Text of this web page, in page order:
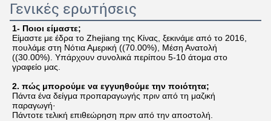
Γενικές ερωτήσεις
1- Ποιοι είμαστε;
Είμαστε με έδρα το Zhejiang της Κίνας, ξεκινάμε από το 2016,
πουλάμε στη Νότια Αμερική ((70.00%), Μέση Ανατολή
((30.00%). Υπάρχουν συνολικά περίπου 5-10 άτομα στο
γραφείο μας.
2. πώς μπορούμε να εγγυηθούμε την ποιότητα;
Πάντα ένα δείγμα προπαραγωγής πριν από τη μαζική
παραγωγή·
Πάντοτε τελική επιθεώρηση πριν από την αποστολή.